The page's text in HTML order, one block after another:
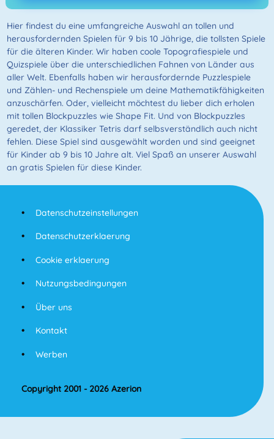
Hier findest du eine umfangreiche Auswahl an tollen und
herausfordernden Spielen für 9 bis 10 Jährige, die tollsten Spiele
für die älteren Kinder. Wir haben coole Topografiespiele und
Quizspiele über die unterschiedlichen Fahnen von Länder aus
aller Welt. Ebenfalls haben wir herausfordernde Puzzlespiele
und Zählen- und Rechenspiele um deine Mathematikfähigkeiten
anzuschärfen. Oder, vielleicht möchtest du lieber dich erholen
mit tollen Blockpuzzles wie Shape Fit. Und von Blockpuzzles
geredet, der Klassiker Tetris darf selbsverständlich auch nicht
fehlen. Diese Spiel sind ausgewählt worden und sind geeignet
für Kinder ab 9 bis 10 Jahre alt. Viel Spaß an unserer Auswahl
an gratis Spielen für diese Kinder.
Datenschutzeinstellungen
Datenschutzerklaerung
Cookie erklaerung
Nutzungsbedingungen
Über uns
Kontakt
Werben
Copyright 2001 - 2026 Azerion